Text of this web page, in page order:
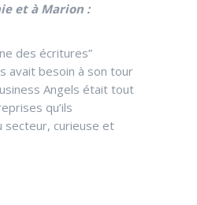
et à Marion :
des écritures”
avait besoin à son tour
Angels était tout
qu’ils
secteur, curieuse et